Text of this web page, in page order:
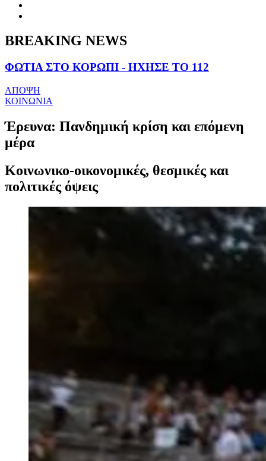
BREAKING NEWS
ΦΩΤΙΑ ΣΤΟ ΚΟΡΩΠΙ - ΗΧΗΣΕ ΤΟ 112
ΑΠΟΨΗ
ΚΟΙΝΩΝΙΑ
Έρευνα: Πανδημική κρίση και επόμενη
μέρα
Κοινωνικο-οικονομικές, θεσμικές και
πολιτικές όψεις